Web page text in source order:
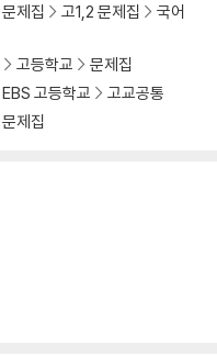
문제집 고1,2 문제집
국어
고등학교
문제집
EBS 고등학교
고교공통
문제집